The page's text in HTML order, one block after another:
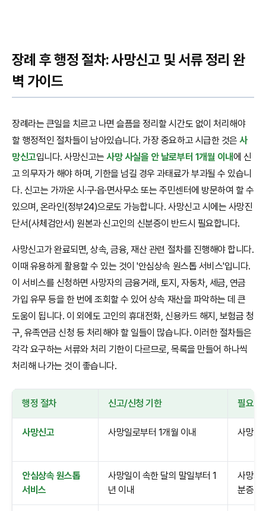
장례 후 행정 절차: 사망신고 및 서류 정리 완
벽 가이드
장례라는 큰일을 치르고 나면 슬픔을 정리할 시간도 없이 처리해야
할 행정적인 절차들이 남아있습니다. 가장 중요하고 시급한 것은사
망신고입니다. 사망신고는사망 사실을 안 날로부터 1개월 이내에 신
고 의무자가 해야 하며, 기한을 넘길 경우 과태료가 부과될 수 있습니
다. 신고는 가까운 시·구·읍·면사무소 또는 주민센터에 방문하여 할 수
있으며, 온라인(정부24)으로도 가능합니다. 사망신고 시에는 사망진
단서(사체검안서) 원본과 신고인의 신분증이 반드시 필요합니다.
사망신고가 완료되면, 상속, 금융, 재산 관련 절차를 진행해야 합니다.
이때 유용하게 활용할 수 있는 것이 '안심상속 원스톱 서비스'입니다.
이 서비스를 신청하면 사망자의 금융거래, 토지, 자동차, 세금, 연금
가입 유무 등을 한 번에 조회할 수 있어 상속 재산을 파악하는 데 큰
도움이 됩니다. 이 외에도 고인의 휴대전화, 신용카드 해지, 보험금 청
구, 유족연금 신청 등 처리해야 할 일들이 많습니다. 이러한 절차들은
각각 요구하는 서류와 처리 기한이 다르므로, 목록을 만들어 하나씩
처리해 나가는 것이 좋습니다.
행정 절차 신고/신청 기한 필요
사망신고 사망일로부터 1개월 이내 사망진
안심상속 원스톱
서비스
사망일이 속한 달의 말일부터 1
년 이내
사망자
분증